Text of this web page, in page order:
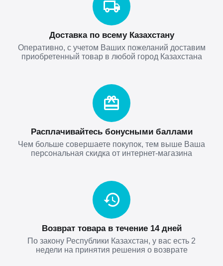
Доставка по всему Казахстану
Оперативно, с учетом Ваших пожеланий доставим
приобретенный товар в любой город Казахстана
Расплачивайтесь бонусными баллами
Чем больше совершаете покупок, тем выше Ваша
персональная скидка от интернет-магазина
Возврат товара в течение 14 дней
По закону Республики Казахстан, у вас есть 2
недели на принятия решения о возврате